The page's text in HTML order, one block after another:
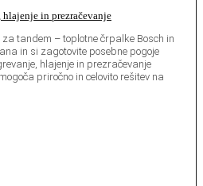
in prezračevanje
tandem – toplotne črpalke Bosch in
in si zagotovite posebne pogoje
hlajenje in prezračevanje
priročno in celovito rešitev na